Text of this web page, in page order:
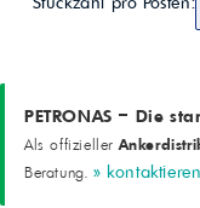
Leistungsmerkmale
Kolbensauberkeit,
PETRONAS – Die
Als offizieller
Beratung. »